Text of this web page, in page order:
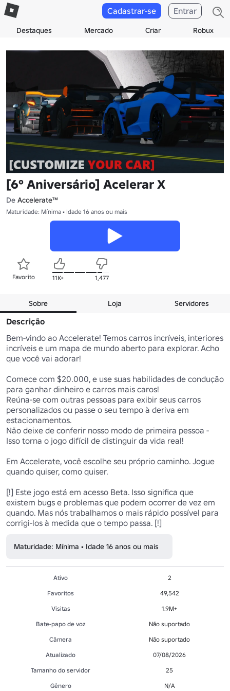
Destaques Mercado Criar Robux
Cadastrar-se Entrar
[6º Aniversário] Acelerar X
De Accelerate™
Maturidade: Mínima • Idade 16 anos ou mais
Favorito 11K+ 1,477
Sobre Loja Servidores
Descrição
Bem-vindo ao Accelerate! Temos carros incríveis, interiores
incríveis e um mapa de mundo aberto para explorar. Acho
que você vai adorar!
Comece com $20.000, e use suas habilidades de condução
para ganhar dinheiro e carros mais caros!
Reúna-se com outras pessoas para exibir seus carros
personalizados ou passe o seu tempo à deriva em
estacionamentos.
Não deixe de conferir nosso modo de primeira pessoa -
Isso torna o jogo difícil de distinguir da vida real!
Em Accelerate, você escolhe seu próprio caminho. Jogue
quando quiser, como quiser.
[!] Este jogo está em acesso Beta. Isso significa que
existem bugs e problemas que podem ocorrer de vez em
quando. Mas nós trabalhamos o mais rápido possível para
corrigi-los à medida que o tempo passa. [!]
Maturidade: Mínima • Idade 16 anos ou mais
Ativo
2
Favoritos
49,542
Visitas
1.9M+
Bate-papo de voz
Não suportado
Câmera
Não suportado
Atualizado
07/08/2026
Tamanho do servidor
25
Gênero
N/A